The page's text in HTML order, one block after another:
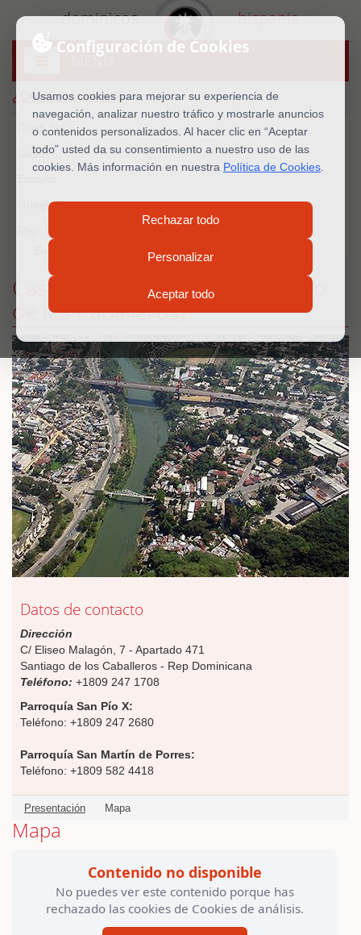
Configuración de Cookies
Usamos cookies para mejorar su experiencia de
navegación, analizar nuestro tráfico y mostrarle anuncios
o contenidos personalizados. Al hacer clic en “Aceptar
todo” usted da su consentimiento a nuestro uso de las
cookies. Más información en nuestra Política de Cookies
Rechazar todo
Personalizar
Aceptar todo
dominicos hispania
MENU
¿Dónde estamos?
Cono Sur
Cuba
Guinea Ecu.
Rep. Dominicana
Santiago de los Caballeros
Casa Sta Rosa de Lima (Santiago
de los Caballeros)
Datos de contacto
Dirección
C/ Eliseo Malagón, 7 - Apartado 471
Santiago de los Caballeros - Rep Dominicana
Teléfono: +1809 247 1708
Parroquía San Pío X:
Teléfono: +1809 247 2680
Parroquía San Martín de Porres:
Teléfono: +1809 582 4418
Presentación Mapa
Mapa
Contenido no disponible
No puedes ver este contenido porque has
rechazado las cookies de Cookies de análisis.